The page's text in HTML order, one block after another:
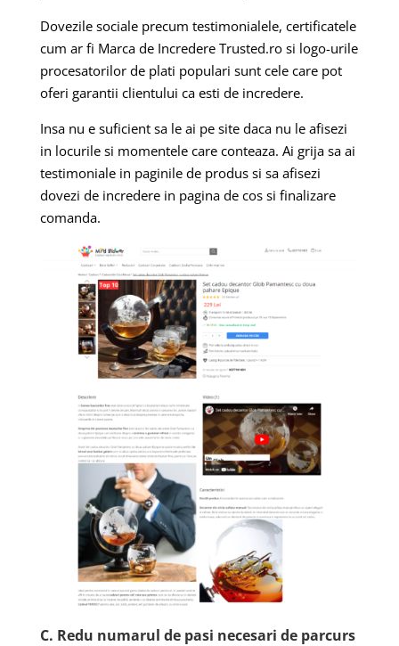
Dovezile sociale precum testimonialele, certificatele
cum ar fi Marca de Incredere Trusted.ro si logo-urile
procesatorilor de plati populari sunt cele care pot
oferi garantii clientului ca esti de incredere.
Insa nu e suficient sa le ai pe site daca nu le afisezi
in locurile si momentele care conteaza. Ai grija sa ai
testimoniale in paginile de produs si sa afisezi
dovezi de incredere in pagina de cos si finalizare
comanda.
C. Redu numarul de pasi necesari de parcurs